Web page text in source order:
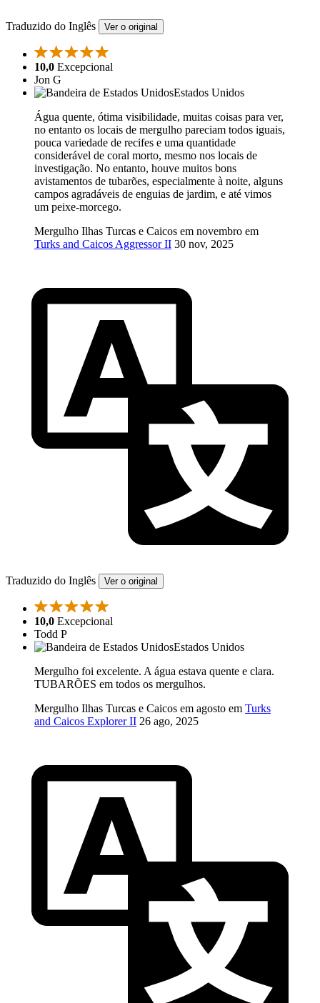
Traduzido do Inglês Ver o original
10,0 Excepcional
Jon G
Estados Unidos
Água quente, ótima visibilidade, muitas coisas para ver,
no entanto os locais de mergulho pareciam todos iguais,
pouca variedade de recifes e uma quantidade
considerável de coral morto, mesmo nos locais de
investigação. No entanto, houve muitos bons
avistamentos de tubarões, especialmente à noite, alguns
campos agradáveis de enguias de jardim, e até vimos
um peixe-morcego.
Mergulho Ilhas Turcas e Caicos em novembro em
Turks and Caicos Aggressor II 30 nov, 2025
Traduzido do Inglês Ver o original
10,0 Excepcional
Todd P
Estados Unidos
Mergulho foi excelente. A água estava quente e clara.
TUBARÕES em todos os mergulhos.
Mergulho Ilhas Turcas e Caicos em agosto em Turks
and Caicos Explorer II 26 ago, 2025